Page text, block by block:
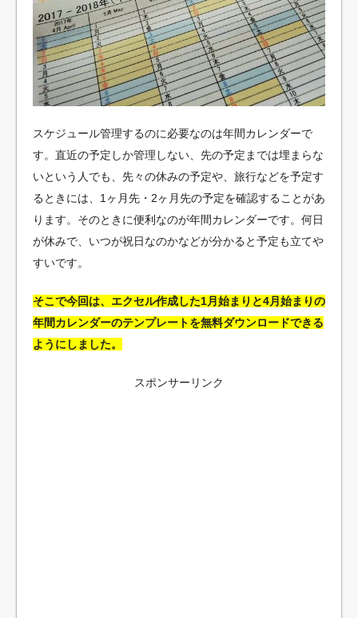
スケジュール管理するのに必要なのは年間カレンダーで
す。直近の予定しか管理しない、先の予定までは埋まらな
いという人でも、先々の休みの予定や、旅行などを予定す
るときには、1ヶ月先・2ヶ月先の予定を確認することがあ
ります。そのときに便利なのが年間カレンダーです。何日
が休みで、いつが祝日なのかなどが分かると予定も立てや
すいです。
そこで今回は、エクセル作成した1月始まりと4月始まりの
年間カレンダーのテンプレートを無料ダウンロードできる
ようにしました。
スポンサーリンク